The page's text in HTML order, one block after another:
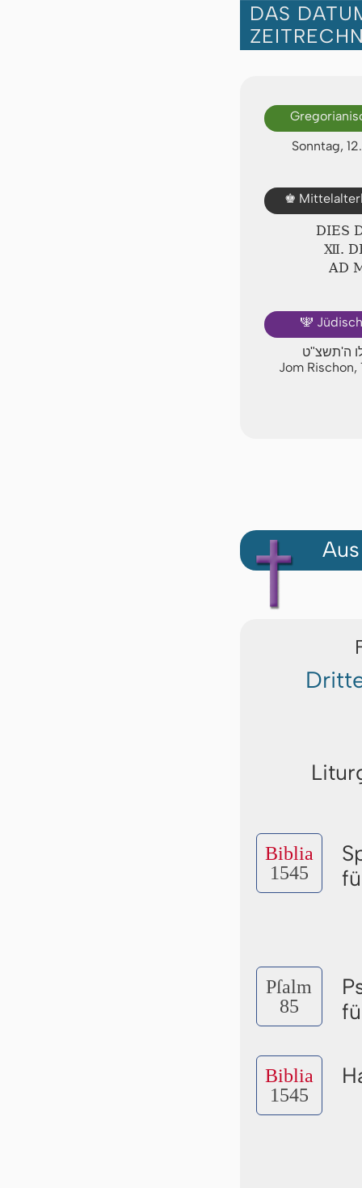
DAS
Sonntag,
♚
DIES
Ⅻ.
AD
🕎
ה'תשצ"ט
Jom Rischon,
Biblia
1545
Pſalm
85
Biblia
1545